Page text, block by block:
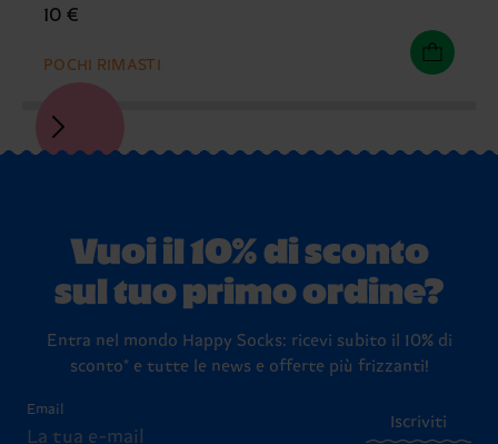
10 €
POCHI RIMASTI
Vuoi il 10% di sconto
sul tuo primo ordine?
Entra nel mondo Happy Socks: ricevi subito il 10% di
sconto* e tutte le news e offerte più frizzanti!
Email
Iscriviti